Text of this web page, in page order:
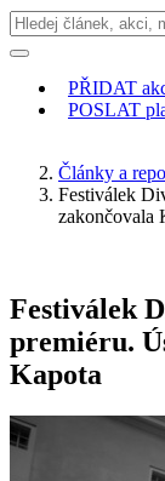
PŘIDAT
POSLAT
Články a
Festiválek
zakončovala
Festiválek
premiéru.
Kapota